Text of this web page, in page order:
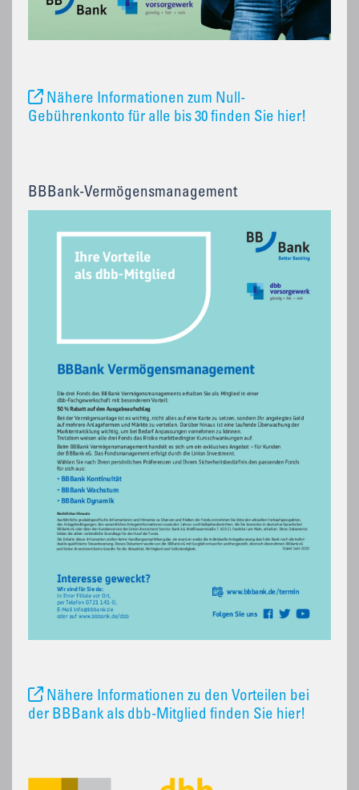
Nähere Informationen zum Null-
Gebührenkonto für alle bis 30 finden Sie hier!
BBBank-Vermögensmanagement
Nähere Informationen zu den Vorteilen bei
der BBBank als dbb-Mitglied finden Sie hier!